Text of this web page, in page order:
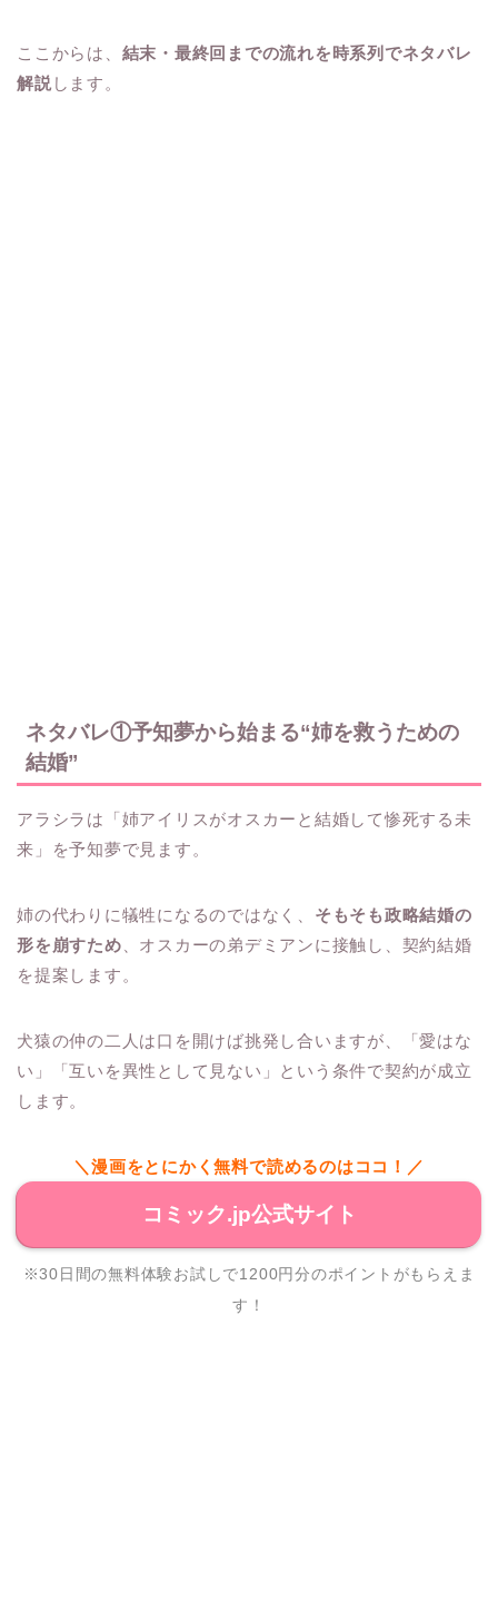
ここからは、 結末・最終回までの流れを時系列でネタバレ
解説 します。
ネタバレ①予知夢から始まる“姉を救うための
結婚”
アラシラは「姉アイリスがオスカーと結婚して惨死する未
来」を予知夢で見ます。
姉の代わりに犠牲になるのではなく、 そもそも政略結婚の
形を崩すため 、オスカーの弟デミアンに接触し、契約結婚
を提案します。
犬猿の仲の二人は口を開けば挑発し合いますが、「愛はな
い」「互いを異性として見ない」という条件で契約が成立
します。
＼漫画をとにかく無料で読めるのはココ！／
コミック.jp公式サイト
※30日間の無料体験お試しで1200円分のポイントがもらえま
す！